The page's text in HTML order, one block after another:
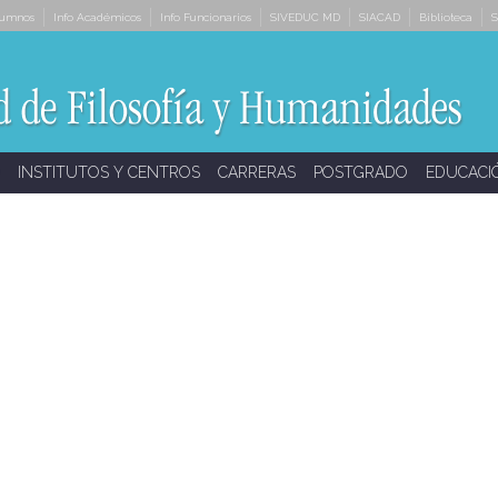
Info Académicos Info Funcionarios SIVEDUC MD SIACAD Biblioteca
INSTITUTOS Y CENTROS CARRERAS POSTGRADO